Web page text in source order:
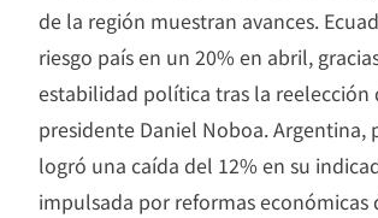
de la región muestran avances.
riesgo país en un 20% en abril,
estabilidad política tras la reelección
presidente Daniel Noboa. Argentina,
logró una caída del 12% en su
impulsada por reformas económicas